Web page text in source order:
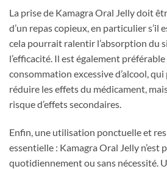
La prise de Kamagra Oral Jelly doit
d’un repas copieux, en particulier s’il
cela pourrait ralentir l’absorption du
l’efficacité. Il est également préférable
consommation excessive d’alcool,
réduire les effets du médicament,
risque d’effets secondaires.
Enfin, une utilisation ponctuelle et
essentielle : Kamagra Oral Jelly n’est
quotidiennement ou sans nécessité.